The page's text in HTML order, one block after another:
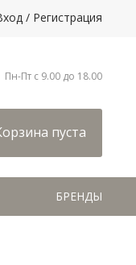
/ Регистрация
Пн-Пт с 9.00 до 18.00
пуста
БРЕНДЫ